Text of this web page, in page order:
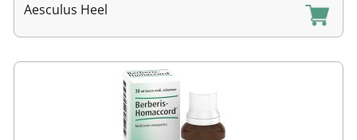
Aesculus Heel